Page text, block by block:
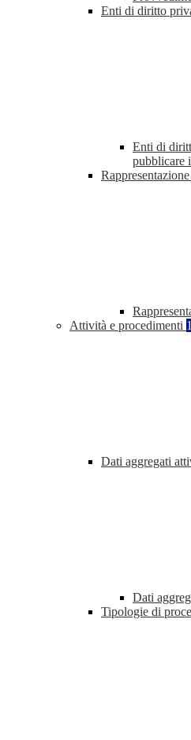
Enti di diritto
Enti di
pubblicare
Attività e procedimenti 1
Dati aggregati
Dati
Tipologie di